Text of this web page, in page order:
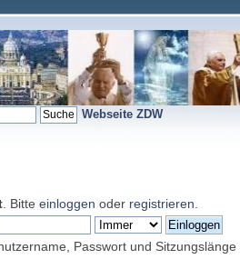
Webseite ZDW
. Bitte einloggen oder registrieren
Passwort und Sitzungslänge